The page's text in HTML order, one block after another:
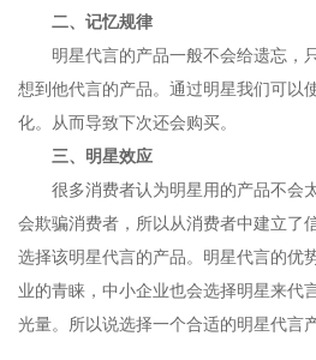
二、记忆规律
明星代言的产品一般不会给遗忘，
想到他代言的产品。通过明星我们可以
化。从而导致下次还会购买。
三、明星效应
很多消费者认为明星用的产品不会
会欺骗消费者，所以从消费者中建立了
选择该明星代言的产品。明星代言的优
业的青睐，中小企业也会选择明星来代
光量。所以说选择一个合适的明星代言